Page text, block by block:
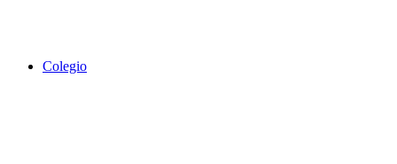
Colegio